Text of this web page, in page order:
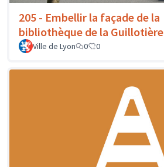
205 - Embellir la façade de la
bibliothèque de la Guillotière
Ville de Lyon 0 0